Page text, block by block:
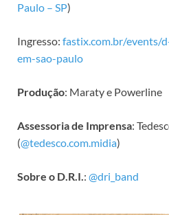
Paulo – SP)
Ingresso: fastix.com.br/events/
em-sao-paulo
Produção: Maraty e Powerline
Assessoria de Imprensa:
(@tedesco.com.midia)
Sobre o D.R.I.: @dri_band